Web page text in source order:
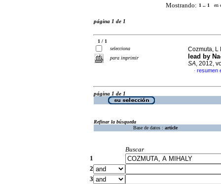
Mostrando: 1 .. 1 en
página 1 de 1
1 / 1
selecciona
para imprimir
Cozmuta, L
lead by
SA, 2012,
· resumen
página 1 de 1
Refinar la búsqueda
Base de datos : article
Buscar
1
2
3